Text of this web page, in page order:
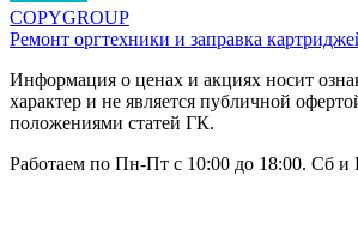
COPYGROUP
Ремонт оргтехники и заправка
Информация о ценах и акциях носит
характер и не является публичной
положениями статей ГК.
Работаем по Пн-Пт с 10:00 до 18:00. Сб